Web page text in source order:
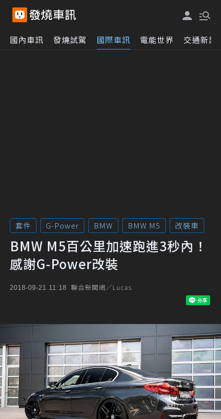
國內車訊 發燒試駕 國際車訊 電能世界 交通新訊
套件 G-Power BMW BMW M5 改裝車
BMW M5百公里加速跑進3秒內！
感謝G-Power改裝
2018-09-21 11:18 聯合新聞網／Lucas